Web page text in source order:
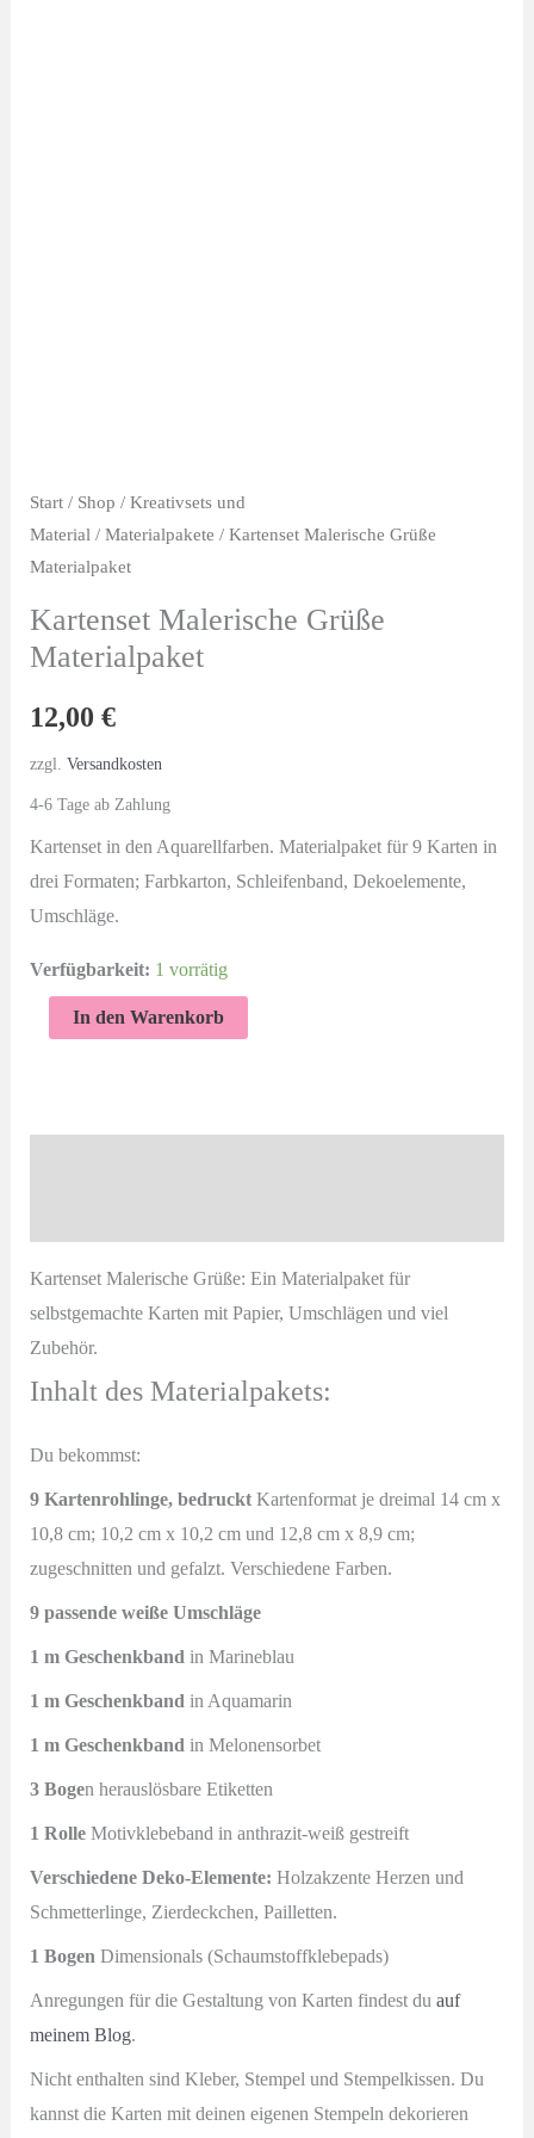
Start/ Shop / Kreativsets und
Material / Materialpakete / Kartenset Malerische Grüße
Materialpaket
Kartenset Malerische Grüße
Materialpaket
12,00 €
zzgl. Versandkosten
4-6 Tage ab Zahlung
Kartenset in den Aquarellfarben. Materialpaket für 9 Karten in
drei Formaten; Farbkarton, Schleifenband, Dekoelemente,
Umschläge.
Verfügbarkeit: 1 vorrätig
KartensetIn den Warenkorb
Kartenset Malerische Grüße: Ein Materialpaket für
selbstgemachte Karten mit Papier, Umschlägen und viel
Zubehör.
Inhalt des Materialpakets:
Du bekommst:
9 Kartenrohlinge, bedrucktKartenformat je dreimal 14 cm x
10,8 cm; 10,2 cm x 10,2 cm und 12,8 cm x 8,9 cm;
zugeschnitten und gefalzt. Verschiedene Farben.
9 passende weiße Umschläge
1 m Geschenkband in Marineblau
1 m Geschenkband in Aquamarin
1 m Geschenkband in Melonensorbet
3 Bogen herauslösbare Etiketten
1 RolleMotivklebeband in anthrazit-weiß gestreift
Verschiedene Deko-Elemente: Holzakzente Herzen und
Schmetterlinge, Zierdeckchen, Pailletten.
1 Bogen Dimensionals (Schaumstoffklebepads)
Anregungen für die Gestaltung von Karten findest du auf
meinem Blog.
Nicht enthalten sind Kleber, Stempel und Stempelkissen. Du
kannst die Karten mit deinen eigenen Stempeln dekorieren